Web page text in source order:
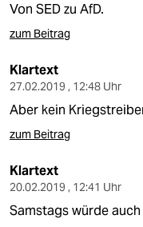
Von SED zu AfD.
zum Beitrag
Klartext
27.02.2019 , 12:48 Uhr
Aber kein
zum Beitrag
Klartext
20.02.2019 , 12:41 Uhr
Samstags würde